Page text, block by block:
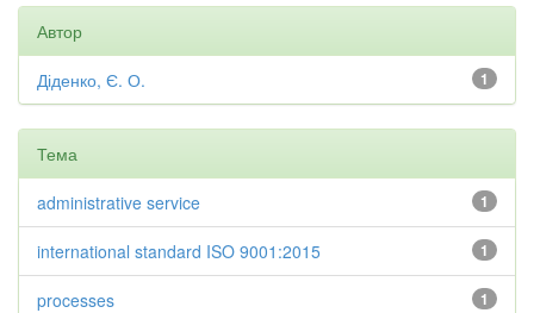
Автор
1
Діденко, Є. О.
Тема
1
administrative service
1
international standard ISO 9001:2015
1
processes